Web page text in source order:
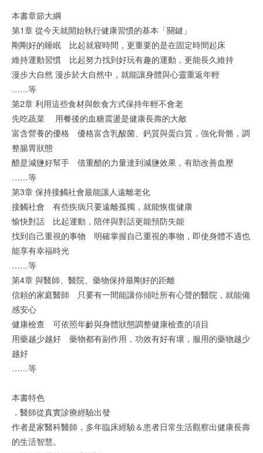
本書章節大綱
第1章 從今天就開始執行健康習慣的基本「關鍵」
剛剛好的睡眠 比起就寢時間，更重要的是在固定時間起床
維持運動習慣 比起努力找到好玩有趣的運動，更能長久維持
漫步大自然 漫步於大自然中，就能讓身體與心靈重返年輕
……等
第2章 利用這些食材與飲食方式保持年輕不會老
先吃蔬菜 用餐後的血糖震盪是健康長壽的大敵
富含營養的優格 優格富含乳酸菌、鈣質與蛋白質，強化骨骼，調
整腸胃狀態
醋是減鹽好幫手 借重醋的力量達到減鹽效果，有助改善血壓
……等
第3章 保持接觸社會最能讓人遠離老化
接觸社會 有些疾病只要遠離孤獨，就能恢復健康
愉快對話 比起運動，陪伴與對話更能預防失能
找到自己重視的事物 明確掌握自己重視的事物，即使身體不適也
能享有幸福時光
……等
第4章 與醫師、醫院、藥物保持最剛好的距離
信頼的家庭醫師 只要有一間能讓你傾吐所有心聲的醫院，就能備
感安心
健康檢查 可依照年齡與身體狀態調整健康檢查的項目
用藥越少越好 藥物都有副作用，功效有好有壞，服用的藥物越少
越好
……等
本書特色
．醫師從真實診療經驗出發
作者是家醫科醫師，多年臨床經驗＆患者日常生活觀察出健康長壽
的生活智慧。